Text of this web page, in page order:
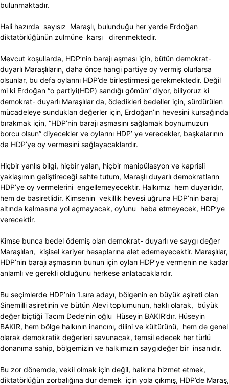
bulunmaktadır.
Hali hazırda sayısız Maraşlı, bulunduğu her yerde Erdoğan
diktatörlüğünün zulmüne karşı direnmektedir.
Mevcut koşullarda, HDP’nin barajı aşması için, bütün demokrat-
duyarlı Maraşlıların, daha önce hangi partiye oy vermiş olurlarsa
olsunlar, bu defa oylarını HDP’de birleştirmesi gerekmektedir. Değil
mi ki Erdoğan “o partiyi(HDP) sandığı gömün” diyor, biliyoruz ki
demokrat- duyarlı Maraşlılar da, ödedikleri bedeller için, sürdürülen
mücadeleye sundukları değerler için, Erdoğan’ın hevesini kursağında
bırakmak için, “HDP’nin barajı aşmasını sağlamak boynumuzun
borcu olsun” diyecekler ve oylarını HDP’ ye verecekler, başkalarının
da HDP’ye oy vermesini sağlayacaklardır.
Hiçbir yanlış bilgi, hiçbir yalan, hiçbir manipülasyon ve kaprisli
yaklaşımın geliştireceği sahte tutum, Maraşlı duyarlı demokratların
HDP’ye oy vermelerini engellemeyecektir. Halkımız hem duyarlıdır,
hem de basiretlidir. Kimsenin vekillik hevesi uğruna HDP’nin baraj
altında kalmasına yol açmayacak, oy’unu heba etmeyecek, HDP’ye
verecektir.
Kimse bunca bedel ödemiş olan demokrat- duyarlı ve saygı değer
Maraşlıları, kişisel kariyer hesaplarına alet edemeyecektir. Maraşlılar,
HDP’nin barajı aşmasının bunun için oyları HDP’ye vermenin ne kadar
anlamlı ve gerekli olduğunu herkese anlatacaklardır.
Bu seçimlerde HDP’nin 1.sıra adayı, bölgenin en büyük aşireti olan
Sinemilli aşiretinin ve bütün Alevi toplumunun, haklı olarak, büyük
değer biçtiği Tacım Dede’nin oğlu Hüseyin BAKIR’dır. Hüseyin
BAKIR, hem bölge halkının inancını, dilini ve kültürünü, hem de genel
olarak demokratik değerleri savunacak, temsil edecek her türlü
donanıma sahip, bölgemizin ve halkımızın saygıdeğer bir insanıdır.
Bu zor dönemde, vekil olmak için değil, halkına hizmet etmek,
diktatörlüğün zorbalığına dur demek için yola çıkmış, HDP’de Maraş,